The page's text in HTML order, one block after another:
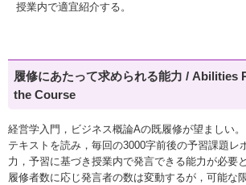
授業内で適宜紹介する。
履修にあたって求められる能力 / Abilities
the Course
経営学入門，ビジネス概論Aの既履修が望ましい。
テキストを読み，毎回の3000字前後の予習課題レ
力，予習に基づき授業内で発言できる能力が必要
履修者数に応じ発言者の数は変動するが，可能な